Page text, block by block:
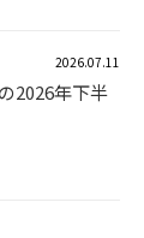
2026.07.11
2026年下半